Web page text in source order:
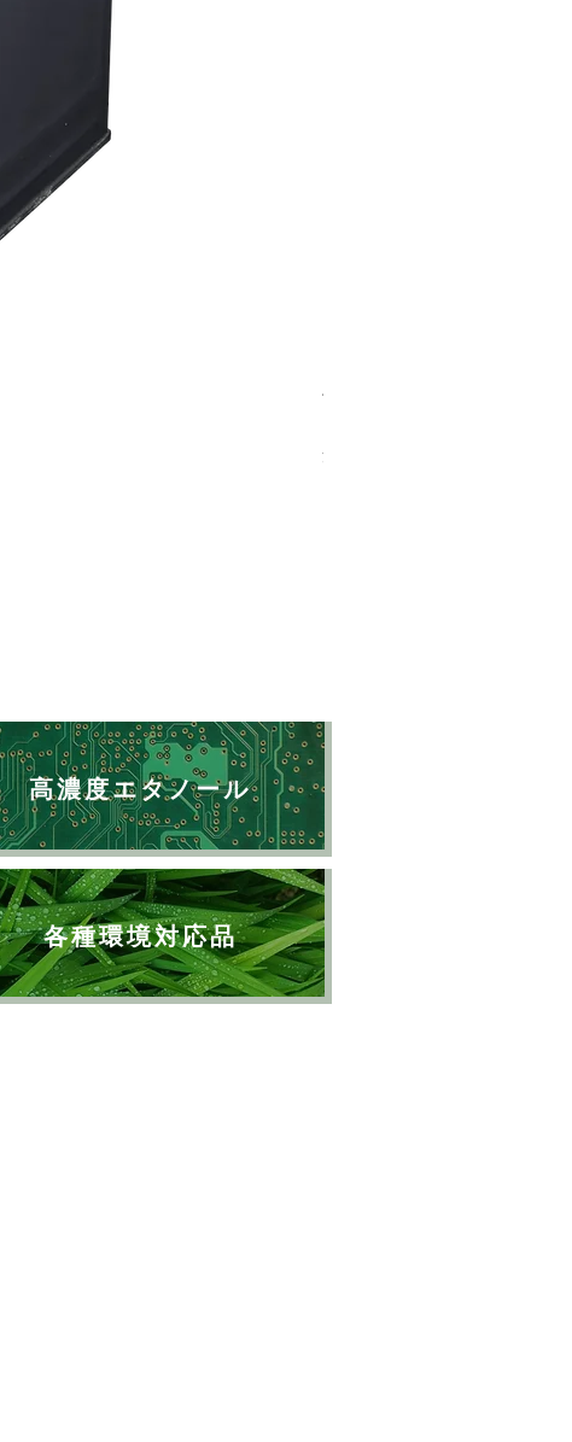
バイオマスソルブCB 18kg
消費税込み
高濃度エタノール
各種環境対応品